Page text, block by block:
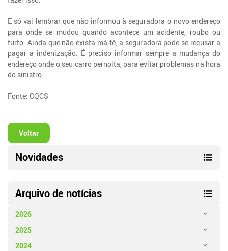
E só vai lembrar que não informou à seguradora o novo endereço
para onde se mudou quando acontece um acidente, roubo ou
furto. Ainda que não exista má-fé, a seguradora pode se recusar a
pagar a indenização. É preciso informar sempre a mudança do
endereço onde o seu carro pernoita, para evitar problemas na hora
do sinistro.
Fonte: CQCS
Voltar
Novidades
Arquivo de notícias
2026
2025
2024